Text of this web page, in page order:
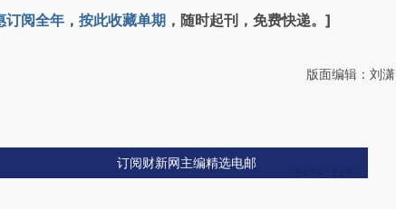
订阅全年 ， 按此收藏单期 ，随时起刊，免费快递。]
版面编辑：刘潇
订阅财新网主编精选电邮